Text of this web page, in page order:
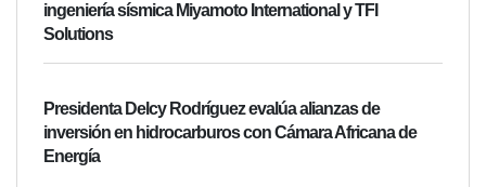
ingeniería sísmica Miyamoto International y TFI
Solutions
Presidenta Delcy Rodríguez evalúa alianzas de
inversión en hidrocarburos con Cámara Africana de
Energía